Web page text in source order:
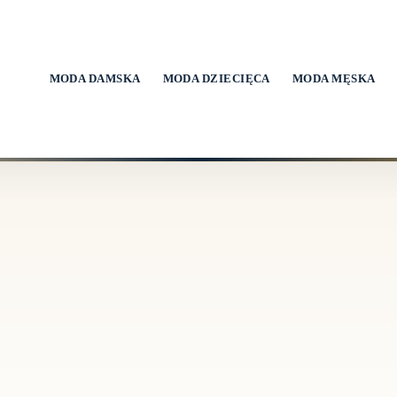
MODA DAMSKA MODA DZIECIĘCA MODA MĘSKA